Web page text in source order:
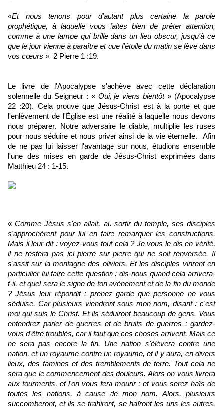
«Et nous tenons pour d'autant plus certaine la parole
prophétique, à laquelle vous faites bien de prêter attention,
comme à une lampe qui brille dans un lieu obscur, jusqu'à ce
que le jour vienne à paraître et que l'étoile du matin se lève dans
vos cœurs » 2 Pierre 1 :19.
Le livre de l'Apocalypse s'achève avec cette déclaration
solennelle du Seigneur : « Oui, je viens bientôt» (Apocalypse
22 :20). Cela prouve que Jésus-Christ est à la porte et que
l'enlèvement de l'Église est une réalité à laquelle nous devons
nous préparer. Notre adversaire le diable, multiplie les ruses
pour nous séduire et nous priver ainsi de la vie éternelle.
Afin
de ne pas lui laisser l'avantage sur nous, étudions ensemble
l'une des mises en garde de Jésus-Christ exprimées dans
Matthieu 24 : 1-15.
«Comme Jésus s'en allait, au sortir du temple, ses disciples
s'approchèrent pour lui en faire remarquer les constructions.
Mais il leur dit : voyez-vous tout cela ? Je vous le dis en vérité,
il ne restera pas ici pierre sur pierre qui ne soit renversée. Il
s'assit sur la montagne des oliviers. Et les disciples vinrent en
particulier lui faire cette question : dis-nous quand cela arrivera-
t-il, et quel sera le signe de ton avènement et de la fin du monde
? Jésus leur répondit : prenez garde que personne ne vous
séduise. Car plusieurs viendront sous mon nom, disant : c'est
moi qui suis le Christ. Et ils séduiront beaucoup de gens. Vous
entendrez parler de guerres et de bruits de guerres : gardez-
vous d'être troublés, car il faut que ces choses arrivent. Mais ce
ne sera pas encore la fin. Une nation s'élèvera contre une
nation, et un royaume contre un royaume, et il y aura, en divers
lieux, des famines et des tremblements de terre. Tout cela ne
sera que le commencement des douleurs. Alors on vous livrera
aux tourments, et l'on vous fera mourir ; et vous serez haïs de
toutes les nations, à cause de mon nom. Alors, plusieurs
succomberont, et ils se trahiront, se haïront les uns les autres.